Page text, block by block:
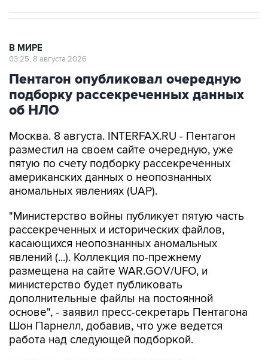
Пентагон опубликовал очередную
подборку рассекреченных данных
об НЛО
Москва. 8 августа. INTERFAX.RU - Пентагон
пятую по счету подборку рассекреченных
американских данных о неопознанных
аномальных явлениях (UAP).
"Министерство войны публикует пятую часть
касающихся неопознанных аномальных
явлений (...). Коллекция по-прежнему
размещена на сайте WAR.GOV/UFO, и
министерство будет публиковать
дополнительные файлы на постоянной
основе", - заявил пресс-секретарь Пентагона
Шон Парнелл, добавив, что уже ведется
работа над следующей подборкой.
Как и в предыдущих публикациях, в